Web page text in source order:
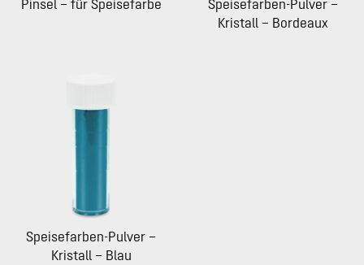
Pinsel – für Speisefarbe
Speisefarben-Pulver –
Kristall – Bordeaux
Speisefarben-Pulver –
Kristall – Blau